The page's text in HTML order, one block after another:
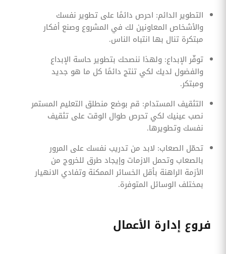
التطوير الدائم: احرص دائمًا على تطوير نفسك
والأشخاص المعاونين لك في المشروع وصنع أفكار
مبتكرة تنال بها انتباه الناس.
توفّر الإبداع: ولهذا ننصحك بتطوير حاسة الإبداع
والفضول لديك لكي تنتج دائمًا كل ما هو جديد
ومبتكر.
التثقيف المستدام: قم بوضع منطلق التعليم المستمر
نصب عينيك لكي تحرص طوال الوقت على تثقيف
نفسك وتطويرها.
تحمّل الصعاب: لابد من تدريب نفسك على المرور
بالصعاب وتحمل الازمات وإيجاد طرق للخروج من
الأزمة الراهنة بأقل الخسائر الممكنة وتفادي الانهيار
بمختلف الوسائل المتوفرة.
فروع إدارة الأعمال